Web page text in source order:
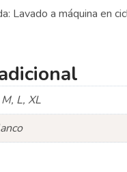
Lavado a máquina en
L, XL